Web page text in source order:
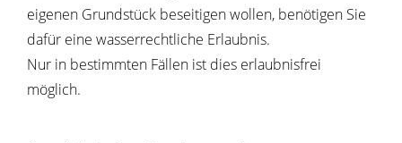
eigenen Grundstück beseitigen wollen, benötigen Sie
dafür eine wasserrechtliche Erlaubnis.
Nur in bestimmten Fällen ist dies erlaubnisfrei
möglich.